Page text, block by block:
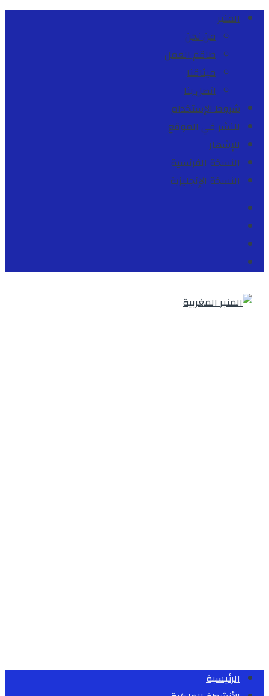
المنبر
من نحن
طاقم العمل
ميثاقنا
اتصل بنا
شروط الإستخدام
للنشر في الموقع
للإشهار
النسخة الفرنسية
النسخة الإنجليزية
الرئيسية